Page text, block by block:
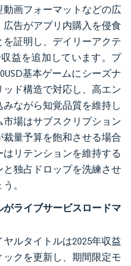
画フォーマットなどの広
告がアプリ内購入を侵食
証明し、デイリーアクテ
益を追加しています。プ
基本ゲームにシーズナ
ド構造で対応し、高エン
ながら知覚品質を維持し
場はサブスクリプション
量予算を飽和させる場合
リテンションを維持する
独占ドロップを洗練させ
。
ライブサービスロードマ
ルタイトルは2025年収益
ックを更新し、期間限定モ